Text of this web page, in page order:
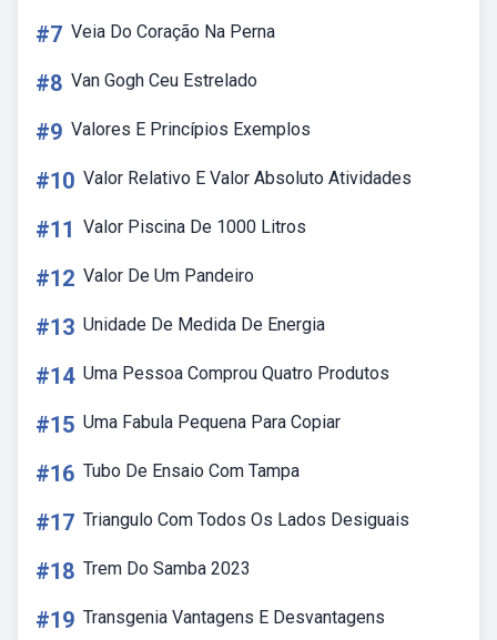
#7 Veia Do Coração Na Perna
#8 Van Gogh Ceu Estrelado
#9 Valores E Princípios Exemplos
#10 Valor Relativo E Valor Absoluto Atividades
#11 Valor Piscina De 1000 Litros
#12 Valor De Um Pandeiro
#13 Unidade De Medida De Energia
#14 Uma Pessoa Comprou Quatro Produtos
#15 Uma Fabula Pequena Para Copiar
#16 Tubo De Ensaio Com Tampa
#17 Triangulo Com Todos Os Lados Desiguais
#18 Trem Do Samba 2023
#19 Transgenia Vantagens E Desvantagens